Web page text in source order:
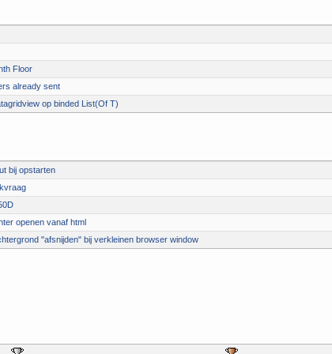
Floor
already sent
op binded List(Of T)
bij opstarten
openen vanaf html
"afsnijden" bij verkleinen browser window